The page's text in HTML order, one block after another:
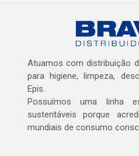
Atuamos com distribuição
para higiene, limpeza,
Epis.
Possuímos uma linha
sustentáveis porque
mundiais de consumo